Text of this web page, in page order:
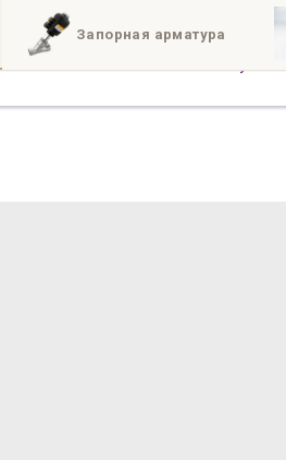
утилиты
Запорная арматура